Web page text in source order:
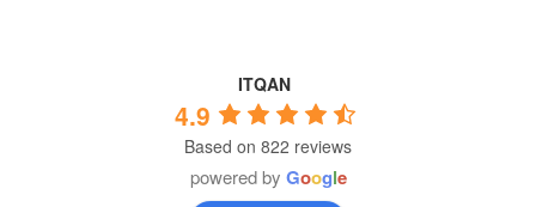
ITQAN
4.9
Based on 822 reviews
powered by Google